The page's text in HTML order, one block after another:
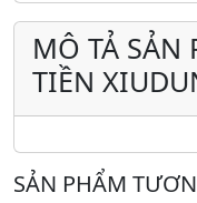
MÔ TẢ SẢN
TIỀN
SẢN PHẨM